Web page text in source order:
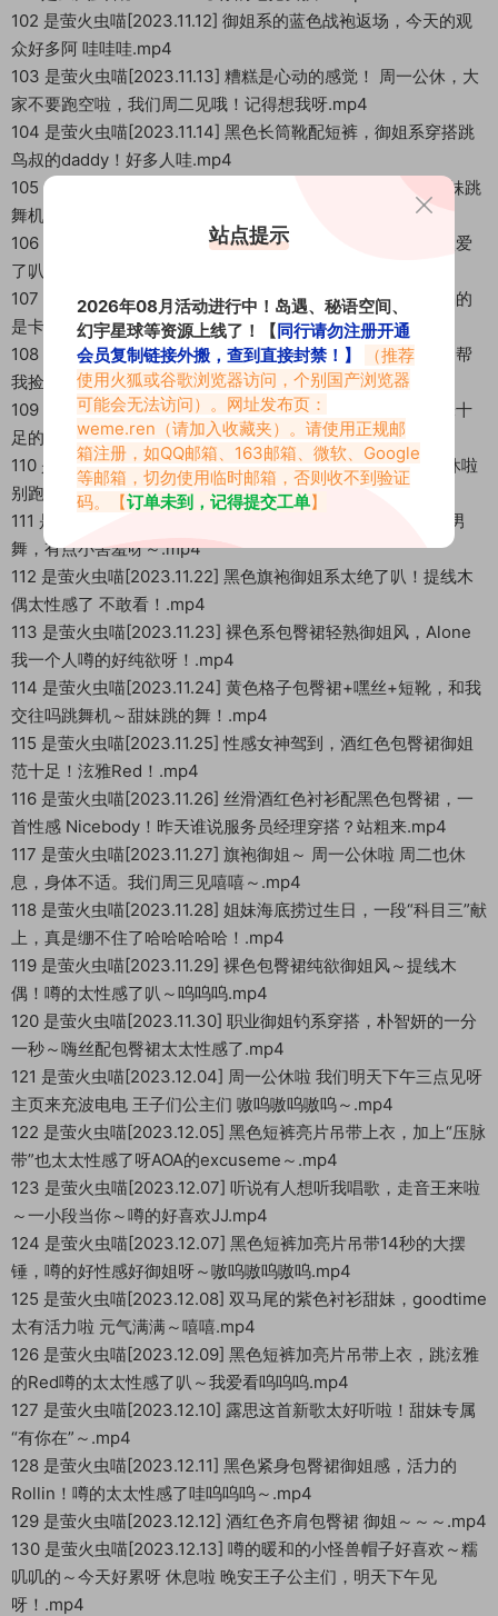
102 是萤火虫喵[2023.11.12] 御姐系的蓝色战袍返场，今天的观
众好多阿 哇哇哇.mp4
103 是萤火虫喵[2023.11.13] 糟糕是心动的感觉！ 周一公休，大
家不要跑空啦，我们周二见哦！记得想我呀.mp4
104 是萤火虫喵[2023.11.14] 黑色长筒靴配短裤，御姐系穿搭跳
鸟叔的daddy！好多人哇.mp4
105 是萤火虫喵[2023.11.15] 谁要的KDA 来啦来啦 牛仔裤辣妹跳
舞机居然也有more这首歌，太酷啦！.mp4
106 是萤火虫喵[2023.11.15] 黑色包臀裙御姐来袭，真的是太爱
了叭 something太是那个了 性感喂！.mp4
107 是萤火虫喵[2023.11.17] 噂的是太辣了，旁边的小哥哥喝的
是卡旺卡吧？黑全套奶茶？猫步轻悄太御“狱”！.mp4
108 是萤火虫喵[2023.11.18] 旁边小哥哥好细心呀，发簪掉了帮
我捡起来，哈哈可能怕被“大叔”扫地扫走了！.mp4
109 是萤火虫喵[2023.11.19] 这期两大嘉宾驻场，双马尾奶味十
足的妹妹来啦，tara的完全疯了。.mp4
110 是萤火虫喵[2023.11.20] 酒红色紧身裙真的御～ 周一公休啦
别跑丢了哦.mp4
111 是萤火虫喵[2023.11.21] 双马尾的甜妹大胆跳“新宝岛”猛男
舞，有点小害羞呀～.mp4
112 是萤火虫喵[2023.11.22] 黑色旗袍御姐系太绝了叭！提线木
偶太性感了 不敢看！.mp4
113 是萤火虫喵[2023.11.23] 裸色系包臀裙轻熟御姐风，Alone
我一个人噂的好纯欲呀！.mp4
114 是萤火虫喵[2023.11.24] 黄色格子包臀裙+嘿丝+短靴，和我
交往吗跳舞机～甜妹跳的舞！.mp4
115 是萤火虫喵[2023.11.25] 性感女神驾到，酒红色包臀裙御姐
范十足！泫雅Red！.mp4
116 是萤火虫喵[2023.11.26] 丝滑酒红色衬衫配黑色包臀裙，一
首性感 Nicebody！昨天谁说服务员经理穿搭？站粗来.mp4
117 是萤火虫喵[2023.11.27] 旗袍御姐～ 周一公休啦 周二也休
息，身体不适。我们周三见嘻嘻～.mp4
118 是萤火虫喵[2023.11.28] 姐妹海底捞过生日，一段“科目三”献
上，真是绷不住了哈哈哈哈哈！.mp4
119 是萤火虫喵[2023.11.29] 裸色包臀裙纯欲御姐风～提线木
偶！噂的太性感了叭～呜呜呜.mp4
120 是萤火虫喵[2023.11.30] 职业御姐钓系穿搭，朴智妍的一分
一秒～嗨丝配包臀裙太太性感了.mp4
121 是萤火虫喵[2023.12.04] 周一公休啦 我们明天下午三点见呀
主页来充波电电 王子们公主们 嗷呜嗷呜嗷呜～.mp4
122 是萤火虫喵[2023.12.05] 黑色短裤亮片吊带上衣，加上“压脉
带”也太太性感了呀AOA的excuseme～.mp4
123 是萤火虫喵[2023.12.07] 听说有人想听我唱歌，走音王来啦
～一小段当你～噂的好喜欢JJ.mp4
124 是萤火虫喵[2023.12.07] 黑色短裤加亮片吊带14秒的大摆
锤，噂的好性感好御姐呀～嗷呜嗷呜嗷呜.mp4
125 是萤火虫喵[2023.12.08] 双马尾的紫色衬衫甜妹，goodtime
太有活力啦 元气满满～嘻嘻.mp4
126 是萤火虫喵[2023.12.09] 黑色短裤加亮片吊带上衣，跳泫雅
的Red噂的太太性感了叭～我爱看呜呜呜.mp4
127 是萤火虫喵[2023.12.10] 露思这首新歌太好听啦！甜妹专属
“有你在”～.mp4
128 是萤火虫喵[2023.12.11] 黑色紧身包臀裙御姐感，活力的
Rollin！噂的太太性感了哇呜呜呜～.mp4
129 是萤火虫喵[2023.12.12] 酒红色齐肩包臀裙 御姐～～～.mp4
130 是萤火虫喵[2023.12.13] 噂的暖和的小怪兽帽子好喜欢～糯
叽叽的～今天好累呀 休息啦 晚安王子公主们，明天下午见
呀！.mp4
站点提示
2026年08月活动进行中！岛遇、秘语空间、
幻宇星球等资源上线了！【同行请勿注册开通
会员复制链接外搬，查到直接封禁！】
（推荐
使用火狐或谷歌浏览器访问，个别国产浏览器
可能会无法访问）。网址发布页：
weme.ren （请加入收藏夹）。请使用正规邮
箱注册，如QQ邮箱、163邮箱、微软、Google
等邮箱，切勿使用临时邮箱，否则收不到验证
码。【订单未到，记得提交工单】